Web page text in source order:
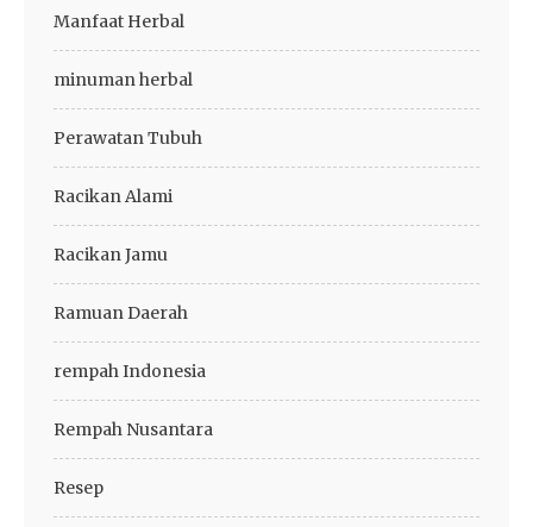
Manfaat Herbal
minuman herbal
Perawatan Tubuh
Racikan Alami
Racikan Jamu
Ramuan Daerah
rempah Indonesia
Rempah Nusantara
Resep